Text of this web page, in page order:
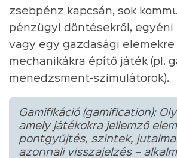
zsebpénz kapcsán, sok
pénzügyi döntésekről, egyéni
vagy egy gazdasági elemekre
mechanikákra építő játék (pl.
menedzsment-szimulátorok).
Gamifikáció (gamification):
amely játékokra jellemző
pontgyűjtés, szintek,
azonnali visszajelzés –